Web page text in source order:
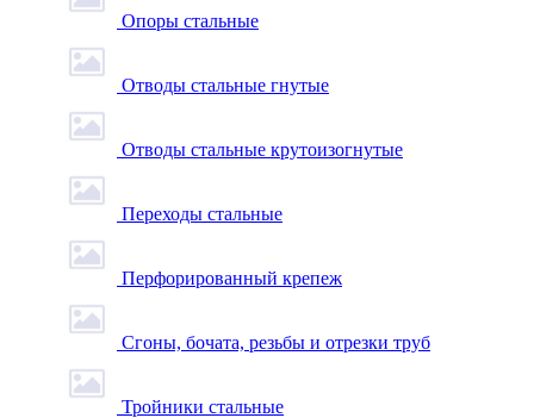
Опоры стальные
Отводы стальные гнутые
Отводы стальные крутоизогнутые
Переходы стальные
Перфорированный крепеж
Сгоны, бочата, резьбы и отрезки труб
Тройники стальные